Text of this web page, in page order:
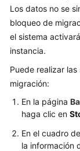
Los datos no se
bloqueo de
el sistema
instancia.
Puede realizar
migración:
En la página
haga clic en
En el cuadro
la información